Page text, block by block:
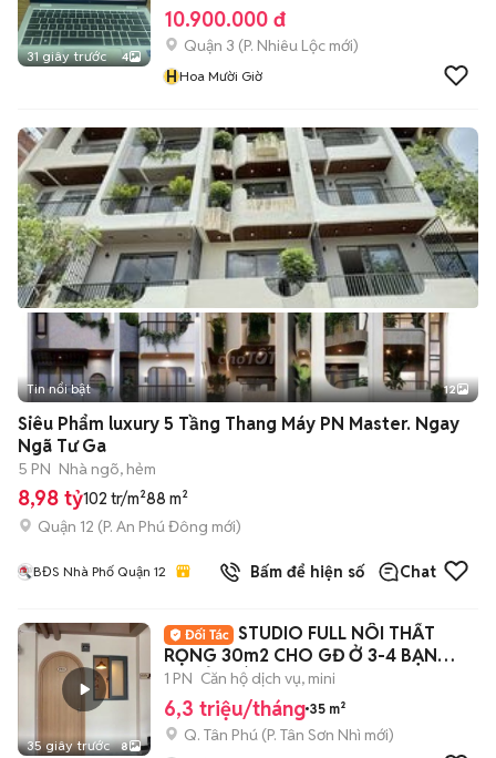
31 giây trước 4
10.900.000 đ
Quận 3 (P. Nhiêu Lộc mới)
HHoa Mười Giờ
+2
Tin nổi bật 12
Siêu Phẩm luxury 5 Tầng Thang Máy PN Master. Ngay
Ngã Tư Ga
5 PN Nhà ngõ, hẻm
8,98 tỷ102 tr/m²88 m²
Quận 12 (P. An Phú Đông mới)
BĐS Nhà Phố Quận 12 Bấm để hiện số Chat
35 giây trước 8
STUDIO FULL NÔI THẤT
RỌNG 30m2 CHO GĐ Ở 3-4 BẠN
THOẢI MÁI NGAY AEON
1 PN Căn hộ dịch vụ, mini
6,3 triệu/tháng 35 m²
Q. Tân Phú (P. Tân Sơn Nhì mới)